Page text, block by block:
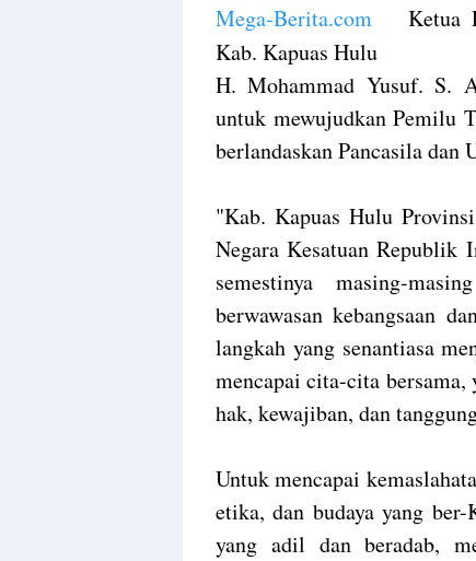
Mega-Berita.com Ketua
Kab. Kapuas Hulu
H. Mohammad Yusuf. S.
untuk mewujudkan Pemilu
berlandaskan Pancasila dan
"Kab. Kapuas Hulu
Negara Kesatuan Republik
semestinya masing-
berwawasan kebangsaan
langkah yang senantiasa
mencapai cita-cita bersama,
hak, kewajiban, dan
Untuk mencapai
etika, dan budaya yang
yang adil dan beradab,